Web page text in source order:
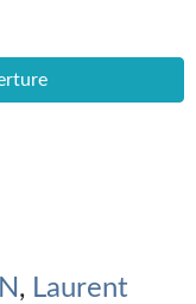
, Laurent